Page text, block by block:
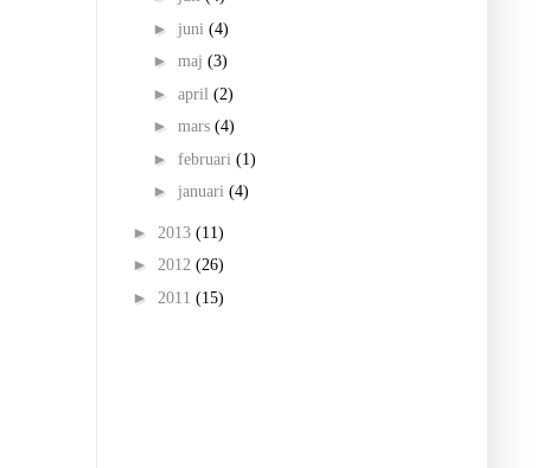
► juni (4)
► maj (3)
► april (2)
► mars (4)
► februari (1)
► januari (4)
► 2013 (11)
► 2012 (26)
► 2011 (15)